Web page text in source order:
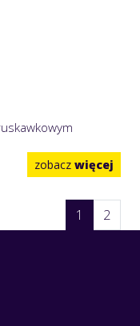
zobacz więcej
1 2